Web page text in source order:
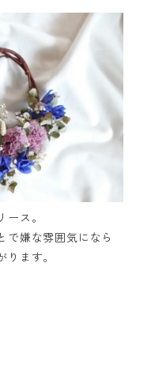
ス。
で嫌な雰囲気になら
ます。